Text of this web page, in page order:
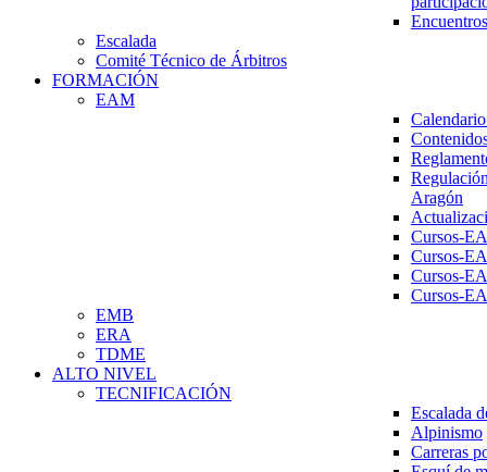
Escalada
Comité Técnico de Árbitros
FORMACIÓN
EAM
Aragón
Cursos-
Cursos-
Cursos-
Cursos-
EMB
ERA
TDME
ALTO NIVEL
TECNIFICACIÓN
Escalada
Alpinismo
Carreras